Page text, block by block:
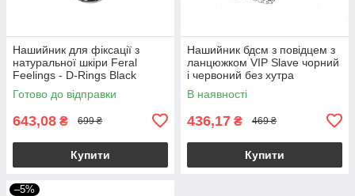
Нашийник для фіксації з
натуральної шкіри Feral
Feelings - D-Rings Black
Готово до відправки
643,08 ₴ 699 ₴
Купити
Нашийник бдсм з повідцем з
ланцюжком VIP Slave чорний
і червоний без хутра
В наявності
436,17 ₴ 469 ₴
Купити
–5%